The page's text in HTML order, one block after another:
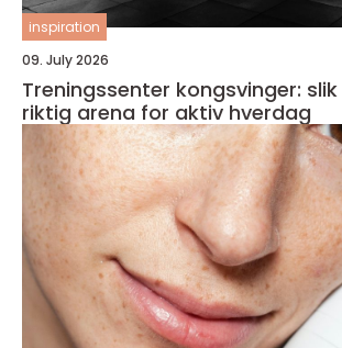
inspiration
09. July 2026
Treningssenter kongsvinger:
riktig arena for aktiv hverdag